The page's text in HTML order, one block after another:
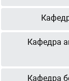
Кафедра
Кафедра